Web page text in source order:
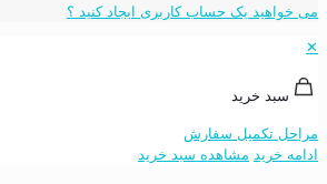
می خواهید یک حساب کاربری ایجاد کنید ؟
✕
سبد خرید
مراحل تکمیل سفارش
ادامه خرید مشاهده سبد خرید